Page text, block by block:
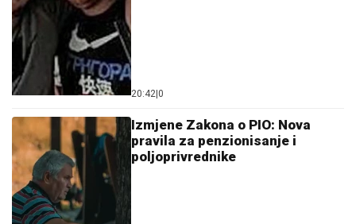
20:42 0
Izmjene Zakona o PIO: Nova
pravila za penzionisanje i
poljoprivrednike